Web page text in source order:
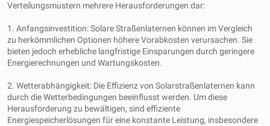
Verteilungsmustern mehrere Herausforderungen dar:
1. Anfangsinvestition: Solare Straßenlaternen können im Vergleich
zu herkömmlichen Optionen höhere Vorabkosten verursachen. Sie
bieten jedoch erhebliche langfristige Einsparungen durch geringere
Energierechnungen und Wartungskosten.
2. Wetterabhängigkeit: Die Effizienz von Solarstraßenlaternen kann
durch die Wetterbedingungen beeinflusst werden. Um diese
Herausforderung zu bewältigen, sind effiziente
Energiespeicherlösungen für eine konstante Leistung, insbesondere